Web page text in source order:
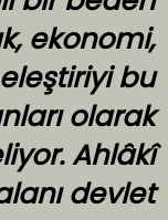
ekonomi,
bu
olarak
Ahlâkî
devlet